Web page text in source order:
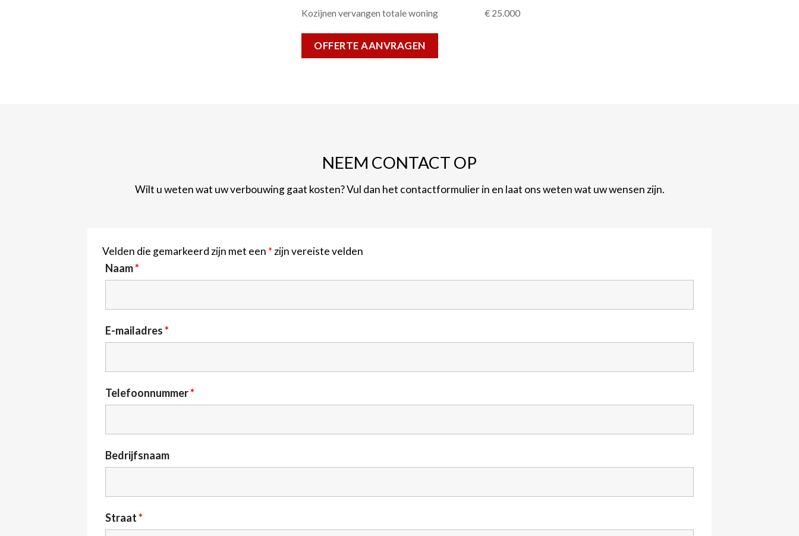
Kozijnen vervangen totale woning
€ 25.000
OFFERTE AANVRAGEN
NEEM CONTACT OP
Wilt u weten wat uw verbouwing gaat kosten? Vul dan het contactformulier in en laat ons weten wat uw wensen zijn.
Velden die gemarkeerd zijn met een *zijn vereiste velden
Naam*
E-mailadres*
Telefoonnummer*
Bedrijfsnaam
Straat*